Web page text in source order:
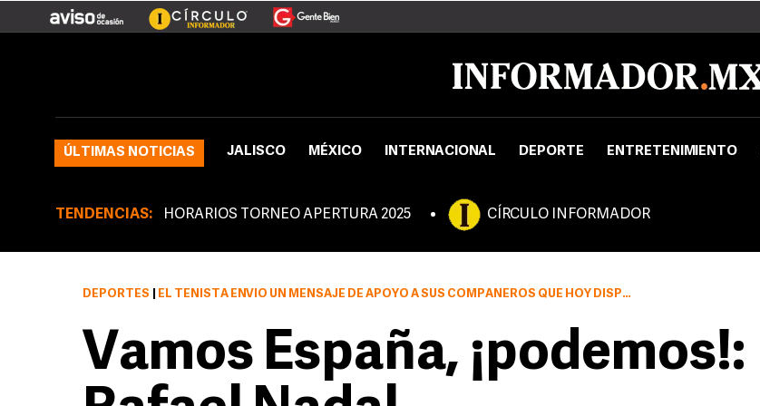
ÚLTIMAS NOTICIAS JALISCO MÉXICO INTERNACIONAL DEPORTE ENTRETENIMIENTO
TENDENCIAS: HORARIOS TORNEO APERTURA 2025 CÍRCULO INFORMADOR
DEPORTES EL TENISTA ENVIÓ UN MENSAJE DE APOYO A SUS COMPAÑEROS QUE HOY DISPUTAN LA FINAL DE LA COPA DAVIS
Vamos España, ¡podemos!: